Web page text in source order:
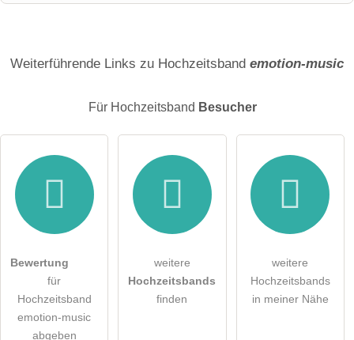
Hiermit akzeptiere ich die
Datenschutzerklärung
Weiterführende Links zu Hochzeitsband emotion-music
Für Hochzeitsband Besucher
Bewertung
für
Hochzeitsband
emotion-music
abgeben
weitere
Hochzeitsbands
finden
weitere
Hochzeitsbands
in meiner Nähe